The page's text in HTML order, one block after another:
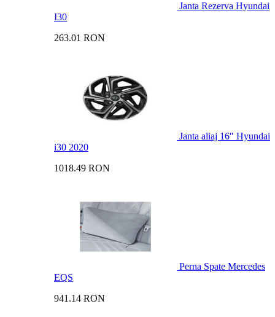
Janta Rezerva Hyundai
I30
263.01 RON
Janta aliaj 16″ Hyundai
i30 2020
1018.49 RON
Perna Spate Mercedes
EQS
941.14 RON